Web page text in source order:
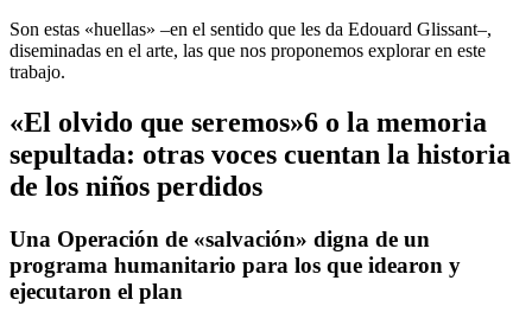
Son estas «huellas» –en el sentido que les da Edouard Glissant–,
diseminadas en el arte, las que nos proponemos explorar en este
trabajo.
«El olvido que seremos»6 o la memoria
sepultada: otras voces cuentan la historia
de los niños perdidos
Una Operación de «salvación» digna de un
programa humanitario para los que idearon y
ejecutaron el plan